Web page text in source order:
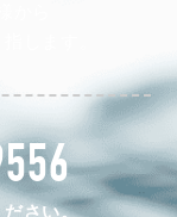
から
します。
さい。